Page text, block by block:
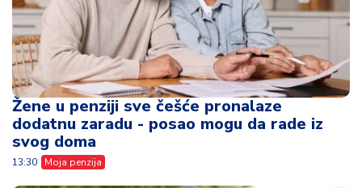
Žene u penziji sve češće pronalaze
dodatnu zaradu - posao mogu da rade iz
svog doma
13:30 Moja penzija